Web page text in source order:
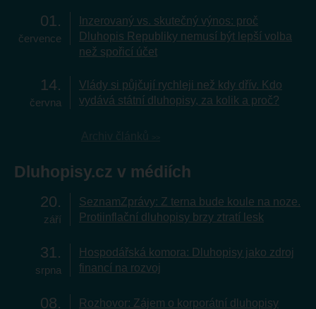
01
července
Inzerovaný vs. skutečný výnos: proč
Dluhopis Republiky nemusí být lepší volba
než spořicí účet
14
června
Vlády si půjčují rychleji než kdy dřív. Kdo
vydává státní dluhopisy, za kolik a proč?
Dluhopisy.cz v médiích
20
září
SeznamZprávy: Z terna bude koule na noze.
Protiinflační dluhopisy brzy ztratí lesk
31
srpna
Hospodářská komora: Dluhopisy jako zdroj
financí na rozvoj
08 Rozhovor: Zájem o korporátní dluhopisy